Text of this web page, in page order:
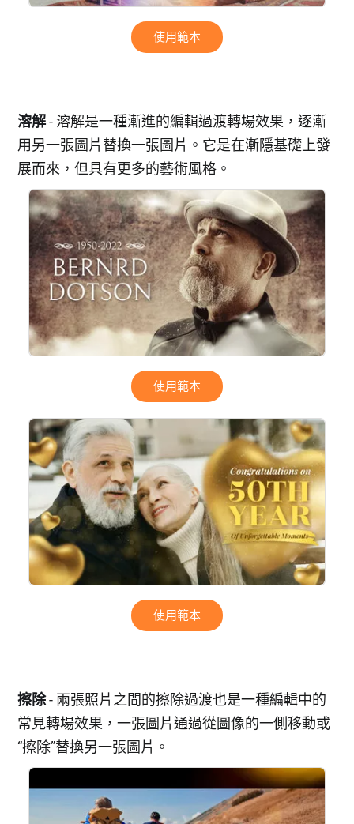
使用範本
溶解- 溶解是一種漸進的編輯過渡轉場效果，逐漸
用另一張圖片替換一張圖片。它是在漸隱基礎上發
展而來，但具有更多的藝術風格。
使用範本
使用範本
擦除- 兩張照片之間的擦除過渡也是一種編輯中的
常見轉場效果，一張圖片通過從圖像的一側移動或
“擦除”替換另一張圖片。